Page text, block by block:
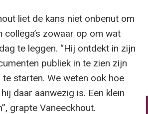
liet de kans niet onbenut om
zowaar op om wat
te leggen. “Hij ontdekt in zijn
publiek in te zien zijn
starten. We weten ook hoe
daar aanwezig is. Een klein
grapte Vaneeckhout.